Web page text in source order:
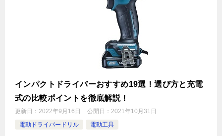
インパクトドライバーおすすめ19選！選び方と充電
式の比較ポイントを徹底解説！
更新日： 2022年9月16日 公開日： 2021年10月31日
電動ドライバードリル
電動工具